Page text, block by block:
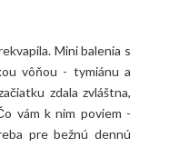
Mini balenia s
vôňou - tymiánu a
zdala zvláštna,
vám k nim poviem -
pre bežnú dennú